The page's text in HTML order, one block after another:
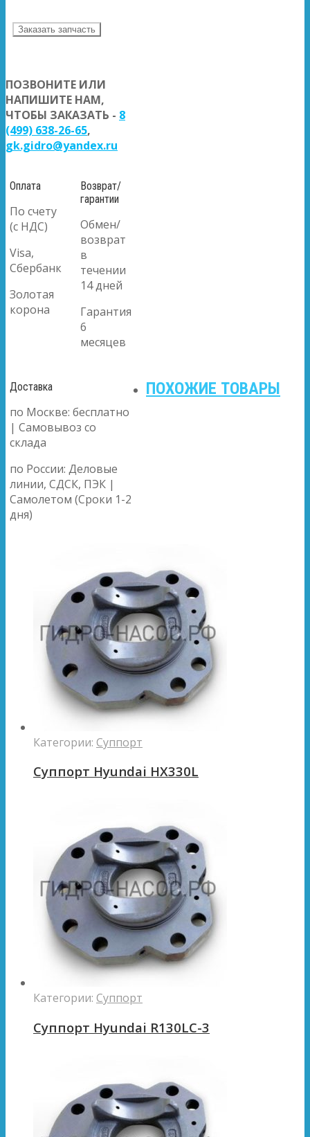
Заказать запчасть
ПОЗВОНИТЕ ИЛИ
НАПИШИТЕ НАМ,
ЧТОБЫ ЗАКАЗАТЬ - 8
(499) 638-26-65,
gk.gidro@yandex.ru
Оплата
По счету
(с НДС)
Visa,
Сбербанк
Золотая
корона
Возврат/
гарантии
Обмен/
возврат
в
течении
14 дней
Гарантия
6
месяцев
Доставка
по Москве: бесплатно
| Самовывоз со
склада
по России: Деловые
линии, СДСК, ПЭК |
Самолетом (Сроки 1-2
дня)
ПОХОЖИЕ ТОВАРЫ
Категории: Суппорт
Суппорт Hyundai HX330L
Категории: Суппорт
Суппорт Hyundai R130LC-3